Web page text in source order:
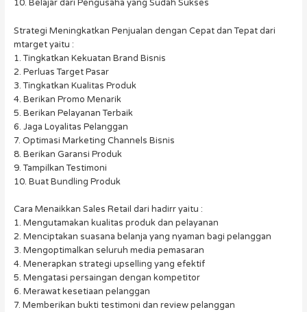
10. Belajar dari Pengusaha yang Sudah Sukses
Strategi Meningkatkan Penjualan dengan Cepat dan Tepat dari
mtarget yaitu :
1. Tingkatkan Kekuatan Brand Bisnis
2. Perluas Target Pasar
3. Tingkatkan Kualitas Produk
4. Berikan Promo Menarik
5. Berikan Pelayanan Terbaik
6. Jaga Loyalitas Pelanggan
7. Optimasi Marketing Channels Bisnis
8. Berikan Garansi Produk
9. Tampilkan Testimoni
10. Buat Bundling Produk
Cara Menaikkan Sales Retail dari hadirr yaitu :
1. Mengutamakan kualitas produk dan pelayanan
2. Menciptakan suasana belanja yang nyaman bagi pelanggan
3. Mengoptimalkan seluruh media pemasaran
4. Menerapkan strategi upselling yang efektif
5. Mengatasi persaingan dengan kompetitor
6. Merawat kesetiaan pelanggan
7. Memberikan bukti testimoni dan review pelanggan